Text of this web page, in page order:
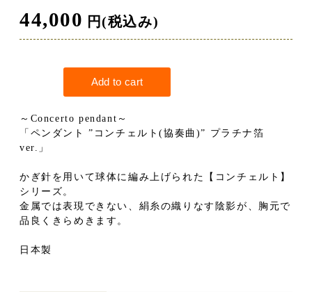
44,000 円(税込み)
～Concerto pendant～
「ペンダント ”コンチェルト(協奏曲)” プラチナ箔
ver.」
かぎ針を用いて球体に編み上げられた【コンチェルト】
シリーズ。
金属では表現できない、絹糸の織りなす陰影が、胸元で
品良くきらめきます。
日本製